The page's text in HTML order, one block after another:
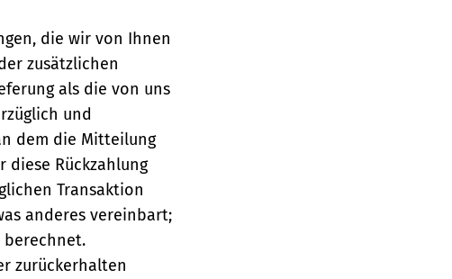
die wir von Ihnen
zusätzlichen
als die von uns
und
dem die Mitteilung
diese Rückzahlung
Transaktion
anderes vereinbart;
berechnet.
zurückerhalten